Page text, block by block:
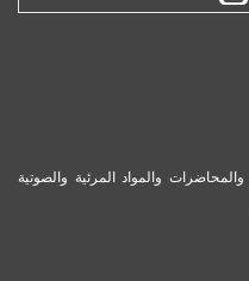
والمواد المرئية والصوتية